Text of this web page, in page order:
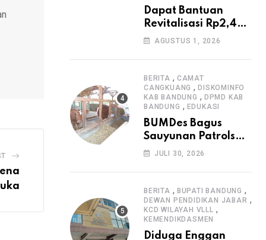
Dapat Bantuan
Revitalisasi Rp2,4
Miliar, SMPN 1
Masyarakat Sambut
Antusias
AGUSTUS 1, 2026
BERITA , CAMAT
CANGKUANG ,DISKOMINFO
KAB BANDUNG , DPMD KAB
BANDUNG , EDUKASI
BUMDes Bagus
Sauyunan Patrolsari
Alokasikan 20
untuk Ketahanan
Pangan Hewani dan
Nabati
JULI 30, 2026
BERITA , BUPATI BANDUNG ,
DEWAN PENDIDIKAN JABAR ,
KCD WILAYAH VLLL ,
KEMENDIKDASMEN
Diduga Enggan